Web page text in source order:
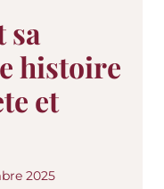
sa
histoire
et
2025